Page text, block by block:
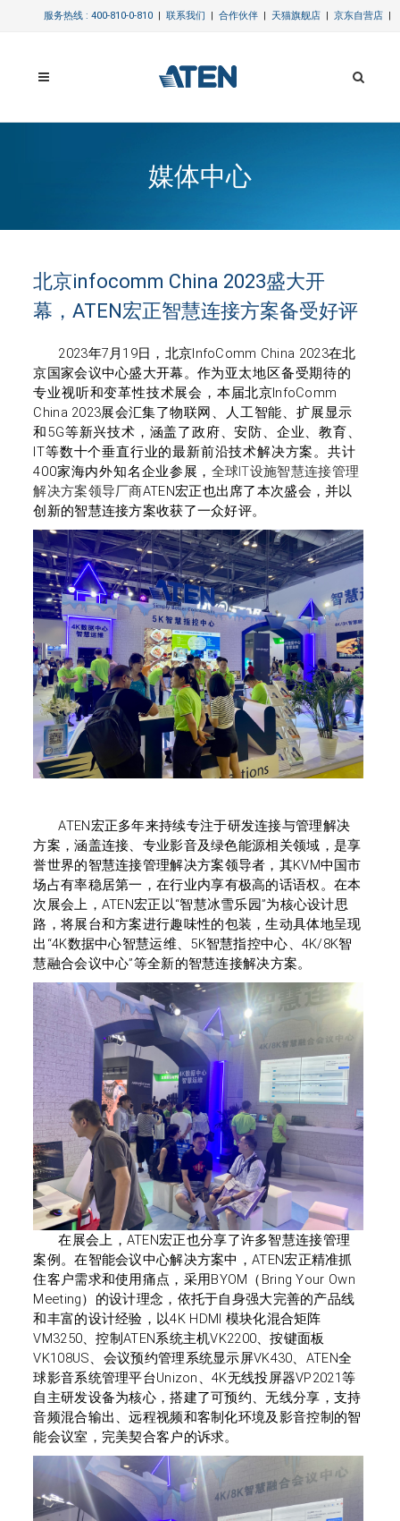
服务热线 : 400-810-0-810 | 联系我们 | 合作伙伴 | 天猫旗舰店 | 京东自营店 |
媒体中心
北京infocomm China 2023盛大开
幕，ATEN宏正智慧连接方案备受好评
2023年7月 19日， 北京InfoComm China 2023在北
京国家会议中心盛大开幕。作为亚太地区备受期待的
专业视听和变革性技术展会， 本届北京InfoComm
China 2023展会汇集了物联网、人工智能、扩展显示
和5G等新兴技术，涵盖了政府、安防、企业、教育、
IT等数十个垂直行业的最新前沿技术解决方案。共计
400家海内外知名企业参展， 全球IT设施智慧连接管理
解决方案领导厂商ATEN宏正也出席了本次盛会，并以
创新的智慧连接方案收获了一众好评。
ATEN宏正多年来持续专注于研发连接与管理解决
方案，涵盖连接、专业影音及绿色能源相关领域，是享
誉世界的智慧连接管理解决方案领导者 ，其KVM中国市
场占有率稳居第一，在行业内享有极高的话语权。在本
次展会上， ATEN宏正 以“智慧冰雪乐园”为核心设计思
路，将展台和方案进行趣味性的包装 ，生动具体地呈现
出“4K数据中心智慧运维、 5K智慧指控中心、 4K/8K智
慧融合会议中心”等全新的智慧连接解决方案。
在展会上， ATEN宏正也分享了许多智慧连接管理
案例。在智能会议中心解决方案中，ATEN宏正精准抓
住客户需求和使用痛点，采用BYOM （ Bring Your Own
Meeting）的设计理念，依托于自身强大完善的产品线
和丰富的设计经验，以4K HDMI 模块化混合矩阵
VM3250、控制ATEN系统主机VK2200、按键面板
VK108US、会议预约管理系统显示屏VK430、 ATEN全
球影音系统管理平台Unizon 、4K无线投屏器VP2021等
自主研发设备为核心，搭建了可预约、无线分享，支持
音频混合输出、远程视频和客制化环境及影音控制的智
能会议室，完美契合客户的诉求。